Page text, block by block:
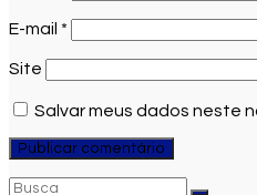
E-mail *
Site
Salvar meus dados neste